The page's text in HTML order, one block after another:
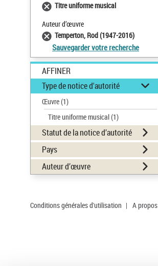
Titre uniforme musical
Auteur d’œuvre
Temperton, Rod (1947-2016)
Sauvegarder votre recherche
AFFINER
Type de notice d'autorité
Œuvre(1)
Titre uniforme musical(1)
Statut de la notice d’autorité
Pays
Auteur d’œuvre
Conditions générales d'utilisation | A propos